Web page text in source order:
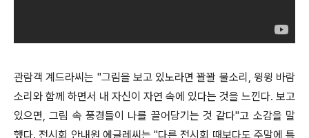
관람객 계드라씨는 "그림을 보고 있노라면 꽐꽐 물소리, 윙윙 바람
소리와 함께 하면서 내 자신이 자연 속에 있다는 것을 느낀다. 보고
있으면, 그림 속 풍경들이 나를 끌어당기는 것 같다"고 소감을 말
했다. 전시회 안내원 에글레씨는 "다른 전시회 때보다도 주말에 특